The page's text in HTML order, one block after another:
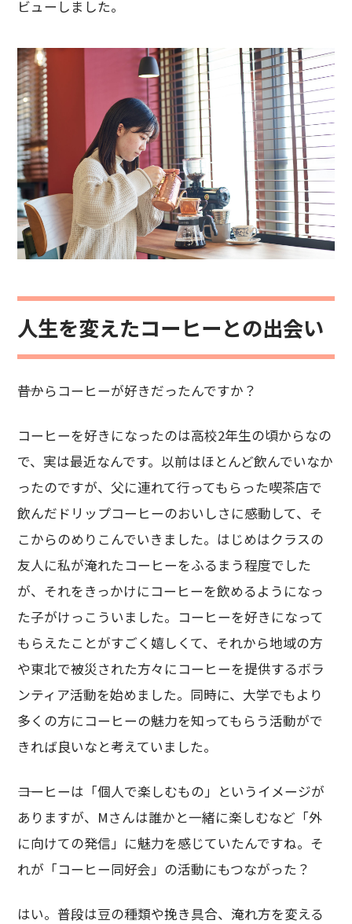
ビューしました。
人生を変えたコーヒーとの出会い
――昔からコーヒーが好きだったんですか？
コーヒーを好きになったのは高校2年生の頃からなの
で、実は最近なんです。以前はほとんど飲んでいなか
ったのですが、父に連れて行ってもらった喫茶店で
飲んだドリップコーヒーのおいしさに感動して、そ
こからのめりこんでいきました。はじめはクラスの
友人に私が淹れたコーヒーをふるまう程度でした
が、それをきっかけにコーヒーを飲めるようになっ
た子がけっこういました。コーヒーを好きになって
もらえたことがすごく嬉しくて、それから地域の方
や東北で被災された方々にコーヒーを提供するボラ
ンティア活動を始めました。同時に、大学でもより
多くの方にコーヒーの魅力を知ってもらう活動がで
きれば良いなと考えていました。
――コーヒーは「個人で楽しむもの」というイメージが
ありますが、Mさんは誰かと一緒に楽しむなど「外
に向けての発信」に魅力を感じていたんですね。そ
れが「コーヒー同好会」の活動にもつながった？
はい。普段は豆の種類や挽き具合、淹れ方を変える